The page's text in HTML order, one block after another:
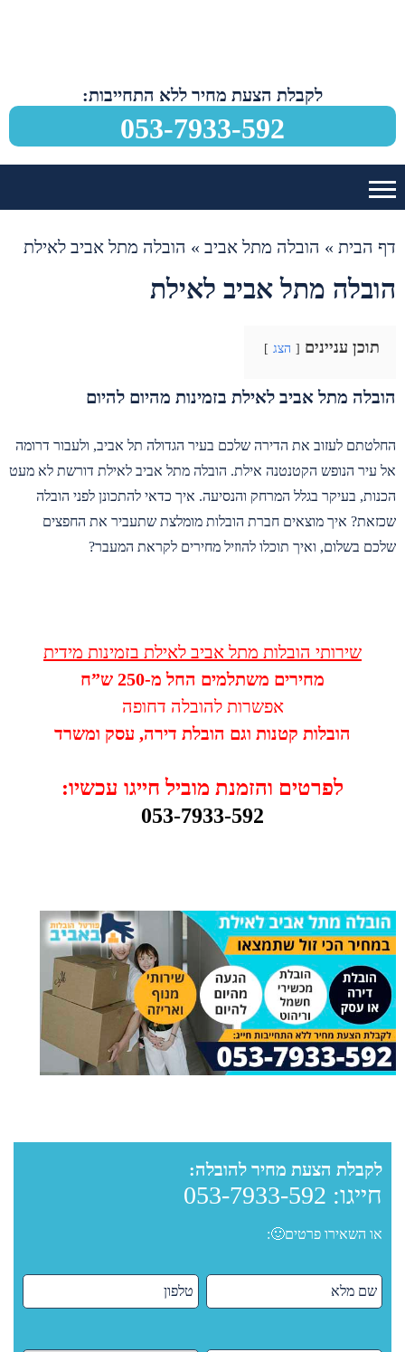
לקבלת הצעת מחיר ללא התחייבות:
053-7933-592
דף הבית » הובלה מתל אביב » הובלה מתל אביב לאילת
הובלה מתל אביב לאילת
תוכן עניינים הצג
הובלה מתל אביב לאילת בזמינות מהיום להיום
החלטתם לעזוב את הדירה שלכם בעיר הגדולה תל אביב, ולעבור דרומה
אל עיר הנופש הקטנטנה אילת. הובלה מתל אביב לאילת דורשת לא מעט
הכנות, בעיקר בגלל המרחק והנסיעה. איך כדאי להתכונן לפני הובלה
שכזאת? איך מוצאים חברת הובלות מומלצת שתעביר את החפצים
שלכם בשלום, ואיך תוכלו להוזיל מחירים לקראת המעבר?
שירותי הובלות מתל אביב לאילת בזמינות מידית
מחירים משתלמים החל מ-250 ש”ח
אפשרות להובלה דחופה
הובלות קטנות וגם הובלת דירה, עסק ומשרד
לפרטים והזמנת מוביל חייגו עכשיו:
053-7933-592
לקבלת הצעת מחיר להובלה:
חייגו: 053-7933-592
או השאירו פרטים🙂: